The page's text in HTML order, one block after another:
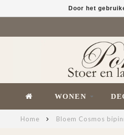
WONEN
Home Bloem Cosmos
Door het